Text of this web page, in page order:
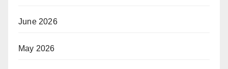
June 2026
May 2026